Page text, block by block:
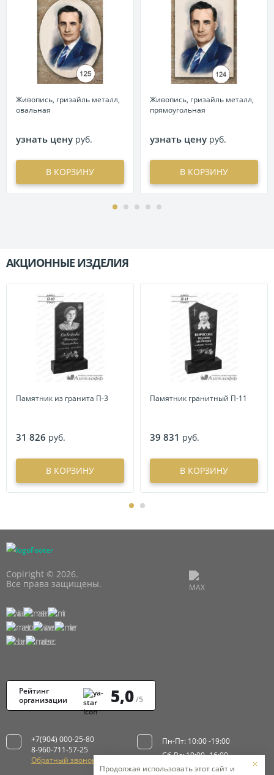
Живопись, гризайль металл,
овальная
узнать цену руб.
В КОРЗИНУ
Живопись, гризайль металл,
прямоугольная
узнать цену руб.
В КОРЗИНУ
АКЦИОННЫЕ ИЗДЕЛИЯ
Памятник из гранита П-3
31 826 руб.
В КОРЗИНУ
Памятник гранитный П-11
39 831 руб.
В КОРЗИНУ
Продолжая использовать этот сайт и
Copiright © 2026.
Все права защищены.
Рейтинг
организации
5,0/5
+7(904) 000-25-80
8-960-711-57-25
Обратный звонок
Пн-Пт: 10:00 -19:00
Сб-Вс: 10:00 -16:00